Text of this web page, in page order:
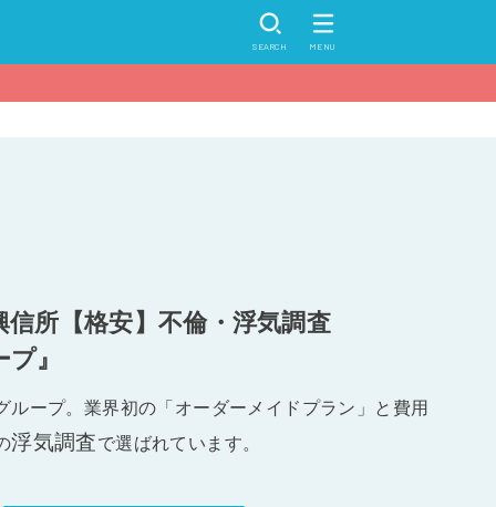
SEARCH MENU
信所【格安】不倫・浮気調査
』
ループ。業界初の「オーダーメイドプラン」と費用
浮気調査で選ばれています。